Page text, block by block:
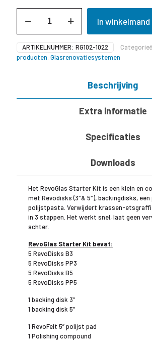
Starter
aantal
In winkelmand
ARTIKELNUMMER: RG102-1022
producten,Glasrenovatiesystemen
Beschrijving
Extra informatie
Specificaties
Downloads
Het RevoGlas Starter Kit is een klein en
met Revodisks (3″& 5″), backingdisks,
polijstpasta. Verwijdert krassen-
in 3 stappen. Het werkt snel, laat geen
achter.
RevoGlas Starter Kit bevat:
5 RevoDisks B3
5 RevoDisks PP3
5 RevoDisks B5
5 RevoDisks PP5
1 backing disk 3”
1 backing disk 5”
1 RevoFelt 5” polijst pad
1 Polishing compound